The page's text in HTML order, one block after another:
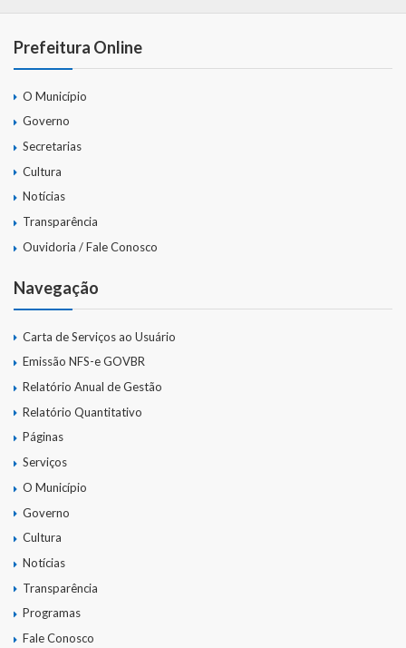
Prefeitura Online
O Município
Governo
Secretarias
Cultura
Notícias
Transparência
Ouvidoria / Fale Conosco
Navegação
Carta de Serviços ao Usuário
Emissão NFS-e GOVBR
Relatório Anual de Gestão
Relatório Quantitativo
Páginas
Serviços
O Município
Governo
Cultura
Notícias
Transparência
Programas
Fale Conosco